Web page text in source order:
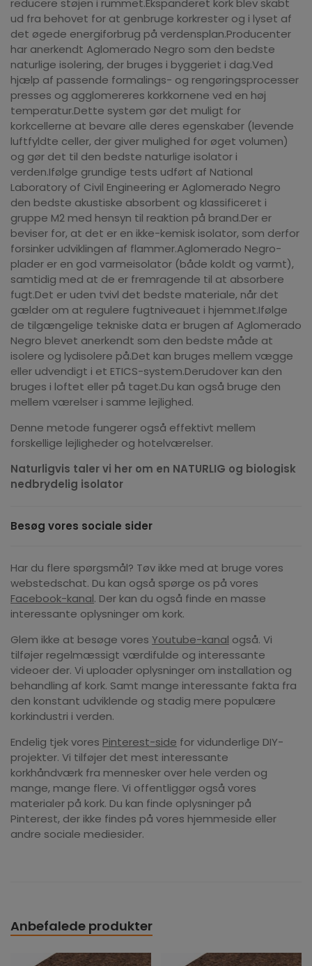
reducere støjen i rummet.Ekspanderet kork blev skabt
ud fra behovet for at genbruge korkrester og i lyset af
det øgede energiforbrug på verdensplan.Producenter
har anerkendt Aglomerado Negro som den bedste
naturlige isolering, der bruges i byggeriet i dag.Ved
hjælp af passende formalings- og rengøringsprocesser
presses og agglomereres korkkornene ved en høj
temperatur.Dette system gør det muligt for
korkcellerne at bevare alle deres egenskaber (levende
luftfyldte celler, der giver mulighed for øget volumen)
og gør det til den bedste naturlige isolator i
verden.Ifølge grundige tests udført af National
Laboratory of Civil Engineering er Aglomerado Negro
den bedste akustiske absorbent og klassificeret i
gruppe M2 med hensyn til reaktion på brand.Der er
beviser for, at det er en ikke-kemisk isolator, som derfor
forsinker udviklingen af flammer.Aglomerado Negro-
plader er en god varmeisolator (både koldt og varmt),
samtidig med at de er fremragende til at absorbere
fugt.Det er uden tvivl det bedste materiale, når det
gælder om at regulere fugtniveauet i hjemmet.Ifølge
de tilgængelige tekniske data er brugen af Aglomerado
Negro blevet anerkendt som den bedste måde at
isolere og lydisolere på.Det kan bruges mellem vægge
eller udvendigt i et ETICS-system.Derudover kan den
bruges i loftet eller på taget.Du kan også bruge den
mellem værelser i samme lejlighed.
Denne metode fungerer også effektivt mellem
forskellige lejligheder og hotelværelser.
Naturligvis taler vi her om en NATURLIG og biologisk
nedbrydelig isolator
Besøg vores sociale sider
Har du flere spørgsmål? Tøv ikke med at bruge vores
webstedschat. Du kan også spørge os på vores
Facebook-kanal. Der kan du også finde en masse
interessante oplysninger om kork.
Glem ikke at besøge vores Youtube-kanal også. Vi
tilføjer regelmæssigt værdifulde og interessante
videoer der. Vi uploader oplysninger om installation og
behandling af kork. Samt mange interessante fakta fra
den konstant udviklende og stadig mere populære
korkindustri i verden.
Endelig tjek vores Pinterest-side for vidunderlige DIY-
projekter. Vi tilføjer det mest interessante
korkhåndværk fra mennesker over hele verden og
mange, mange flere. Vi offentliggør også vores
materialer på kork. Du kan finde oplysninger på
Pinterest, der ikke findes på vores hjemmeside eller
andre sociale mediesider.
Anbefalede produkter